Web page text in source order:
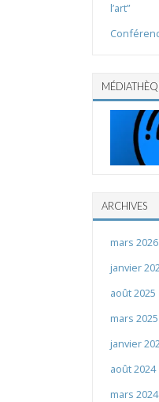
l’art”
ARCHIVES
mars 2026
janvier
août 2025
mars 2025
janvier
août 2024
mars 2024